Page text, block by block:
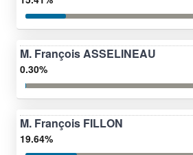
M. François ASSELINEAU
0.30%
M. François FILLON
19.64%